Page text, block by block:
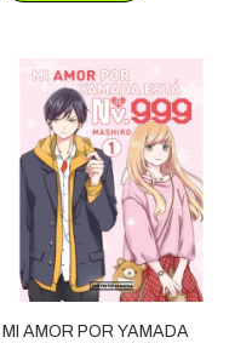
MI AMOR POR YAMADA